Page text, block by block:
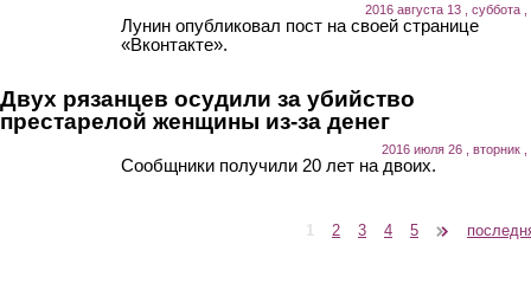
2016 августа 13 , суббота ,
Лунин опубликовал пост на своей странице
«Вконтакте».
Двух рязанцев осудили за убийство
престарелой женщины из-за денег
2016 июля 26 , вторник ,
Сообщники получили 20 лет на двоих.
1 2 3 4 5